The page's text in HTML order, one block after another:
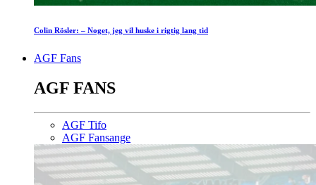
Colin Rösler: – Noget, jeg vil huske i rigtig lang tid
AGF Fans
AGF FANS
AGF Tifo
AGF Fansange